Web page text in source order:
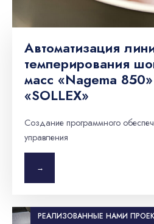
Автоматизация
темперирования
масс «Nagema
«SOLLEX»
Создание программного
управления
→
РЕАЛИЗОВАННЫЕ НАМИ